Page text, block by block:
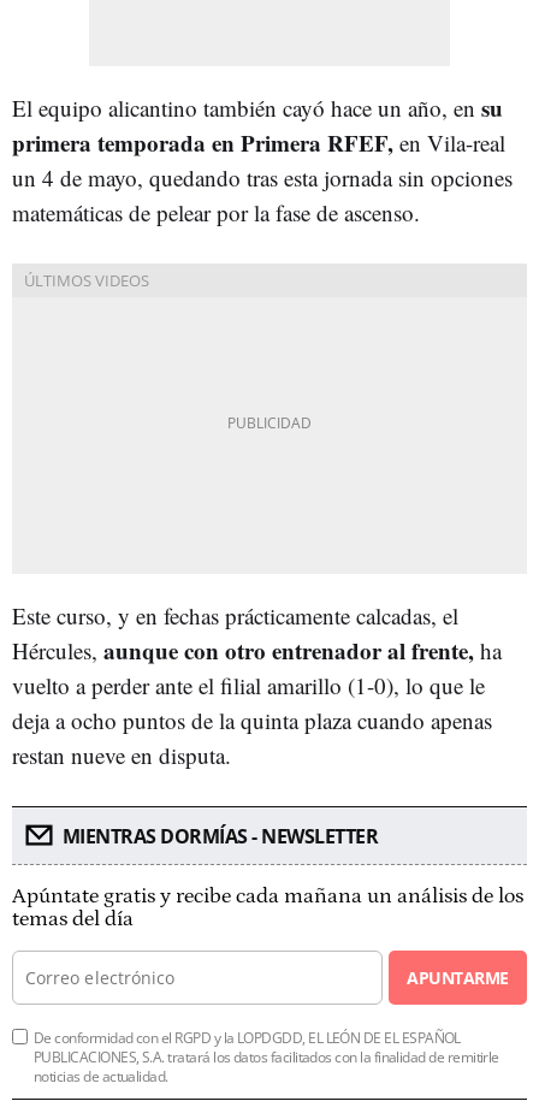
El equipo alicantino también cayó hace un año, en su
primera temporada en Primera RFEF, en Vila-real
un 4 de mayo, quedando tras esta jornada sin opciones
matemáticas de pelear por la fase de ascenso.
Este curso, y en fechas prácticamente calcadas, el
Hércules, aunque con otro entrenador al frente, ha
vuelto a perder ante el filial amarillo (1-0), lo que le
deja a ocho puntos de la quinta plaza cuando apenas
restan nueve en disputa.
MIENTRAS DORMÍAS - NEWSLETTER
Apúntate gratis y recibe cada mañana un análisis de los
temas del día
APUNTARME
De conformidad con el RGPD y la LOPDGDD, EL LEÓN DE EL ESPAÑOL
PUBLICACIONES, S.A. tratará los datos facilitados con la finalidad de remitirle
noticias de actualidad.